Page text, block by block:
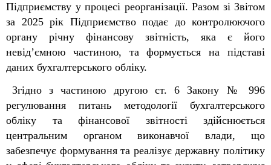
Підприємству у процесі реорганізації. Разом зі Звітом
за 2025 рік Підприємство подає до контролюючого
органу річну фінансову звітність, яка є його
невід’ємною частиною, та формується на підставі
даних бухгалтерського обліку.
Згідно з частиною другою ст. 6 Закону № 996
регулювання питань методології бухгалтерського
обліку та фінансової звітності здійснюється
центральним органом виконавчої влади, що
забезпечує формування та реалізує державну політику